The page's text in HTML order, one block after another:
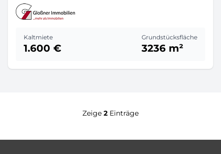
Kaltmiete
1.600 €
Grundstücksfläche
3236 m²
Zeige 2 Einträge